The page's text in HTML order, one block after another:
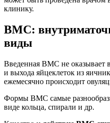
клинику.
ВМС:
виды
Введенная ВМС не оказывает
и выхода яйцеклеток из
ежемесячно происходит
Формы ВМС самые
виде кольца, спирали и др.